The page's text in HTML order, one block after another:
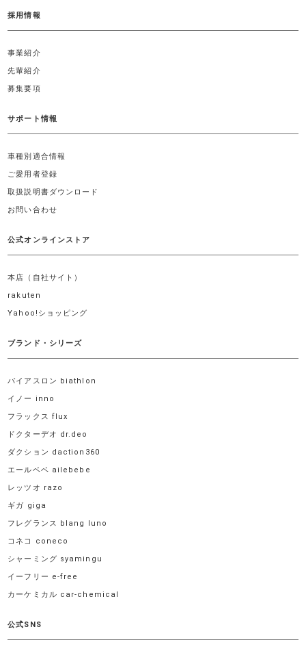
採用情報
事業紹介
先輩紹介
募集要項
サポート情報
車種別適合情報
ご愛用者登録
取扱説明書ダウンロード
お問い合わせ
公式オンラインストア
本店（自社サイト）
rakuten
Yahoo!ショッピング
ブランド・シリーズ
バイアスロン biathlon
イノー inno
フラックス flux
ドクターデオ dr.deo
ダクション daction360
エールベベ ailebebe
レッツオ razo
ギガ giga
フレグランス blang luno
コネコ coneco
シャーミング syamingu
イーフリー e-free
カーケミカル car-chemical
公式SNS